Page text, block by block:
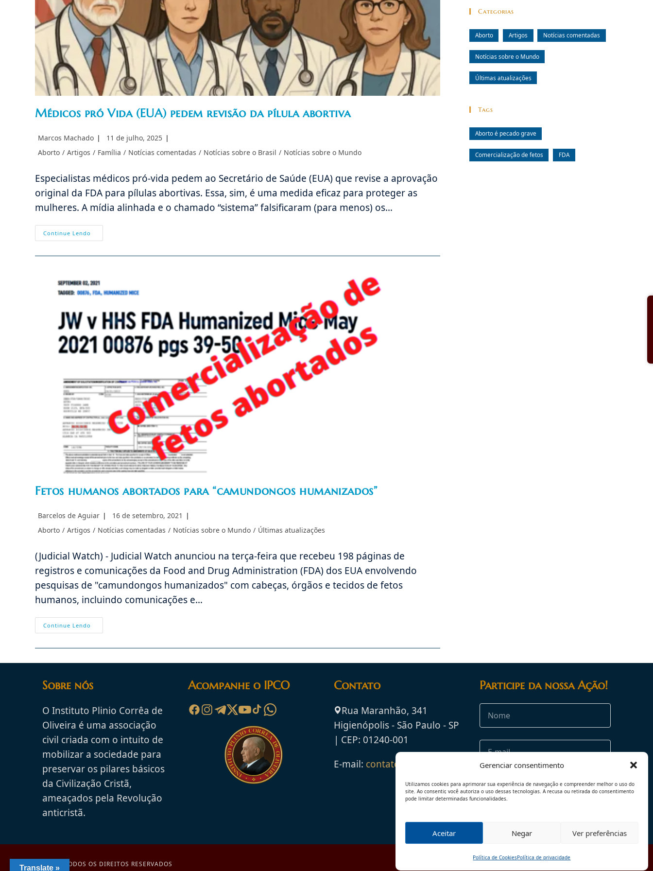
Gerenciar consentimento
Utilizamos cookies para aprimorar sua experiência de navegação e compreender melhor o uso do
site. Ao consentir, você autoriza o uso dessas tecnologias. A recusa ou retirada do consentimento
pode limitar determinadas funcionalidades.
Aceitar Negar Ver preferências
Política de CookiesPolítica de privacidade
Médicos pró Vida (EUA) pedem revisão da pílula abortiva
Autor
post:
Marcos Machado
Post
11 de julho, 2025
Categoria
Aborto / Artigos / Família / Notícias comentadas / Notícias sobre o Brasil / Notícias sobre o Mundo
Especialistas médicos pró-vida pedem ao Secretário de Saúde (EUA) que revise a aprovação
original da FDA para pílulas abortivas. Essa, sim, é uma medida eficaz para proteger as
mulheres. A mídia alinhada e o chamado “sistema” falsificaram (para menos) os…
Continue Lendo
Pró
(EUA)
Pílula
Abortiva
Fetos humanos abortados para “camundongos humanizados”
Autor
post:
Barcelos de Aguiar
Post
16 de setembro, 2021
Categoria
Aborto / Artigos / Notícias comentadas / Notícias sobre o Mundo / Últimas atualizações
(Judicial Watch) - Judicial Watch anunciou na terça-feira que recebeu 198 páginas de
registros e comunicações da Food and Drug Administration (FDA) dos EUA envolvendo
pesquisas de "camundongos humanizados" com cabeças, órgãos e tecidos de fetos
humanos, incluindo comunicações e…
Continue Lendo
Humanos
Para
Categorias
Aborto Artigos Notícias comentadas
Notícias sobre o Mundo
Últimas atualizações
Tags
Aborto é pecado grave
Comercialização de fetos FDA
Sobre nós
O Instituto Plinio Corrêa de
Oliveira é uma associação
civil criada com o intuito de
mobilizar a sociedade para
preservar os pilares básicos
da Civilização Cristã,
ameaçados pela Revolução
anticristã.
Acompanhe o IPCO Contato
Rua Maranhão, 341
Higienópolis - São Paulo - SP
| CEP: 01240-001
E-mail: contato@ipco.org.br
Participe da nossa Ação!
© 2026 - TODOS OS DIREITOS RESERVADOS
Translate »